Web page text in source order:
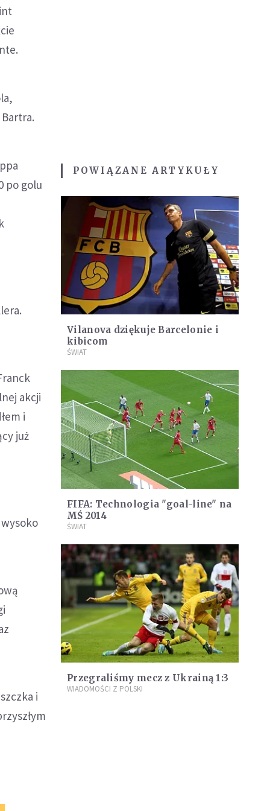
po golu
akcji
i
już
i
POWIĄZANE ARTYKUŁY
Vilanova dziękuje Barcelonie i
kibicom
ŚWIAT
FIFA: Technologia "goal-line" na
MŚ 2014
ŚWIAT
Przegraliśmy mecz z Ukrainą 1:3
WIADOMOŚCI Z POLSKI